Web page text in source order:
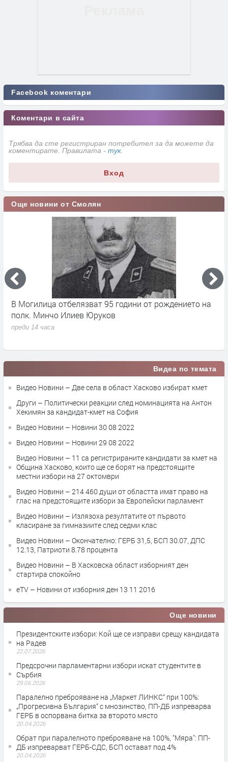
Facebook коментари
Коментари в сайта
Трябва да сте регистриран потребител за да можете да
коментирате. Правилата - тук
Вход
Още новини от Смолян
отбелязват 95 години от рождението на
Илиев Юруков
часа
Близо
Видеа по темата
Видео Новини – Две села в област Хасково избират кмет
Други – Политически реакции след номинацията на Антон
Хекимян за кандидат-кмет на София
Видео Новини – Новини 30 08 2022
Видео Новини – Новини 29 08 2022
Видео Новини – 11 са регистрираните кандидати за кмет на
Община Хасково, които ще се борят на предстоящите
местни избори на 27 октомври
Видео Новини – 214 460 души от областта имат право на
глас на предстоящите избори за Европейски парламент
Видео Новини – Излязоха резултатите от първото
класиране за гимназиите след седми клас
Видео Новини – Окончателно: ГЕРБ 31,5, БСП 30.07, ДПС
12.13, Патриоти 8.78 процента
Видео Новини – В Хасковска област изборният ден
стартира спокойно
eTV – Новини от изборния ден 13 11 2016
Още новини
Президентските избори: Кой ще се изправи срещу кандидата
на Радев
22.07.2026
Предсрочни парламентарни избори искат студентите в
Сърбия
29.06.2026
Паралелно преброяване на „Маркет ЛИНКС“ при 100%:
„Прогресивна България“ с мнозинство, ПП-ДБ изпреварва
ГЕРБ в оспорвана битка за второто място
20.04.2026
Обрат при паралелното преброяване на 100%, "Мяра": ПП-
ДБ изпреварват ГЕРБ-СДС, БСП остават под 4%
20.04.2026